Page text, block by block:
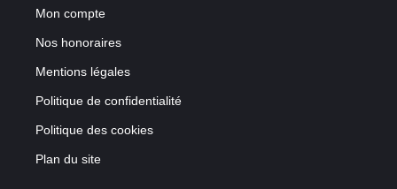
Mon compte
Nos honoraires
Mentions légales
Politique de confidentialité
Politique des cookies
Plan du site